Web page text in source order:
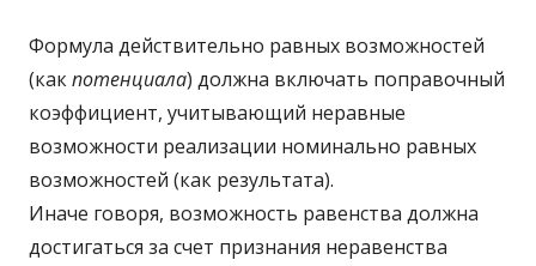
Формула действительно равных возможностей
(какпотенциала) должна включать поправочный
коэффициент, учитывающий неравные
возможности реализации номинально равных
возможностей (как результата).
Иначе говоря, возможность равенства должна
достигаться за счет признания неравенства